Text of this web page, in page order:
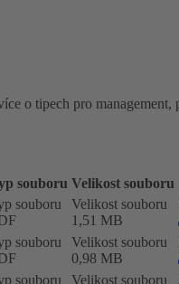
o tipech pro
souboru Velikost souboru
souboru
Velikost souboru
1,51 MB
souboru
Velikost souboru
0,98 MB
souboru
Velikost souboru